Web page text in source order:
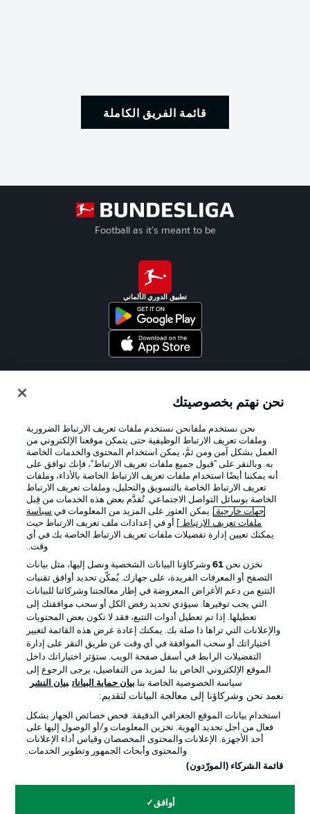
قائمة الفريق الكاملة
Football as it's meant to be
تطبيق الدوري الألماني
الإعلانات الإخطارات القانونية
شروط الاستخدام القنوات الناقلة
الوظائف جهة النشر
تواصل معنا اللاعبون
© 2026 Bundesliga-Gruppe GmbH
نحن نهتم بخصوصيتك
نحن نستخدم ملفانحن نستخدم ملفات تعريف الارتباط الضرورية
وملفات تعريف الارتباط الوظيفية حتى يتمكن موقعنا الإلكتروني من
العمل بشكل آمن ومن ثمَّ، يمكن استخدام المحتوى والخدمات الخاصة
به. وبالنقر على "قبول جميع ملفات تعريف الارتباط"، فإنك توافق على
أنه يمكننا أيضًا استخدام ملفات تعريف الارتباط الخاصة بالأداء، وملفات
تعريف الارتباط الخاصة بالتسويق والتحليل، وملفات تعريف الارتباط
الخاصة بوسائل التواصل الاجتماعي. تُقدَّم بعض هذه الخدمات من قِبل
جهات خارجية . يمكن العثور على المزيد من المعلومات في سياسة
ملفات تعريف الارتباط
] أو في إعدادات ملف تعريف الارتباط حيث
يمكنك تعيين إدارة تفضيلات ملفات تعريف الارتباط الخاصة بك في أي
وقت..
نخزن نحن 61وشركاؤنا البيانات الشخصية ونصل إليها، مثل بيانات
التصفح أو المعرفات الفريدة، على جهازك. يُمكّن تحديد أوافق تقنيات
التتبع من دعم الأغراض المعروضة في إطار معالجتنا وشركائنا للبيانات
التي يجب توفيرها. سيؤدي تحديد رفض الكل أو سحب موافقتك إلى
تعطيلها. إذا تم تعطيل أدوات التتبع، فقد لا تكون بعض المحتويات
والإعلانات التي تراها ذا صلة بك. يمكنك إعادة عرض هذه القائمة لتغيير
اختياراتك أو سحب الموافقة في أي وقت عن طريق النقر على إدارة
التفضيلات الرابط في أسفل صفحة الويب. ستؤثر اختياراتك داخل
الموقع الإلكتروني الخاص بنا. لمزيد من التفاصيل، يرجى الرجوع إلى
سياسة الخصوصية الخاصة بنا.بيان حماية البيانات بيان النشر
نعمد نحن وشركاؤنا إلى معالجة البيانات لتقديم:
استخدام بيانات الموقع الجغرافي الدقيقة. فحص خصائص الجهاز بشكل
فعال من أجل تحديد الهوية. تخزين المعلومات و/أو الوصول إليها على
أحد الأجهزة. الإعلانات والمحتوى المخصصان وقياس أداء الإعلانات
والمحتوى وأبحاث الجمهور وتطوير الخدمات.
قائمة الشركاء (المورّدون)
أوافق